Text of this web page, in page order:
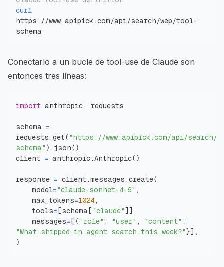
curl
https://www.apipick.com/api/search/web/tool-
schema
Conectarlo a un bucle de tool-use de Claude son
entonces tres líneas:
import anthropic ,
schema =
requests .get( "https://www.apipick.com/api/search/
schema" ) . json( )
client = anthropic .Anthropic( )
response = client .messages .create(
    model
="claude-sonnet-4-6" ,
    max_tokens
=1024 ,
    tools
= [schema [ "claude" ] ] ,
    messages
= [{ "role" : "user" , "content" :
"What shipped in agent search this week?" }] ,
)